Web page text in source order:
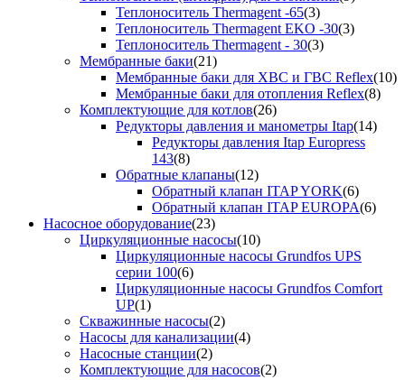
Теплоноситель Thermagent -65(3)
Теплоноситель Thermagent EKO -30(3)
Теплоноситель Thermagent - 30(3)
Мембранные баки(21)
Мембранные баки для ХВС и ГВС Reflex(10)
Мембранные баки для отопления Reflex(8)
Комплектующие для котлов(26)
Редукторы давления и манометры Itap(14)
Редукторы давления Itap Europress
143(8)
Обратные клапаны(12)
Обратный клапан ITAP YORK(6)
Обратный клапан ITAP EUROPA(6)
Насосное оборудование(23)
Циркуляционные насосы(10)
Циркуляционные насосы Grundfos UPS
серии 100(6)
Циркуляционные насосы Grundfos Comfort
UP(1)
Скважинные насосы(2)
Насосы для канализации(4)
Насосные станции(2)
Комплектующие для насосов(2)